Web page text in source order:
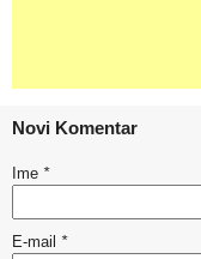
Novi Komentar
Ime *
E-mail *